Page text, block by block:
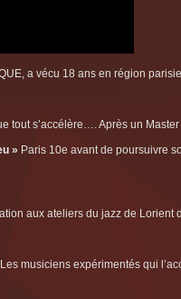
a vécu 18 ans en région
tout s’accélère…. Après un
» Paris 10e avant de poursuivre
aux ateliers du jazz de Lorient
musiciens expérimentés qui